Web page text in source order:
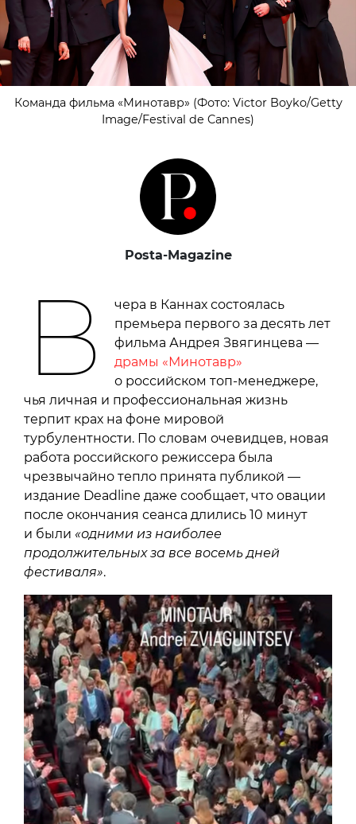
Команда фильма «Минотавр» (Фото: Victor Boyko/Getty
Image/Festival de Cannes)
Posta-Magazine
В
чера в Каннах состоялась
премьера первого за десять лет
фильма Андрея Звягинцева —
драмы «Минотавр»
о российском топ-менеджере,
чья личная и профессиональная жизнь
терпит крах на фоне мировой
турбулентности. По словам очевидцев, новая
работа российского режиссера была
чрезвычайно тепло принята публикой —
издание Deadline даже сообщает, что овации
после окончания сеанса длились 10 минут
и были «одними из наиболее
продолжительных за все восемь дней
фестиваля».